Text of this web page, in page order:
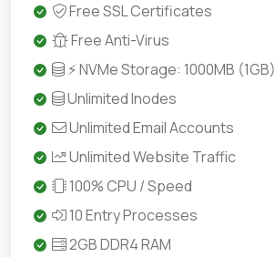
Free SSL Certificates
Free Anti-Virus
⚡ NVMe Storage: 1000MB (1GB)
Unlimited Inodes
Unlimited Email Accounts
Unlimited Website Traffic
100% CPU / Speed
10 Entry Processes
2GB DDR4 RAM